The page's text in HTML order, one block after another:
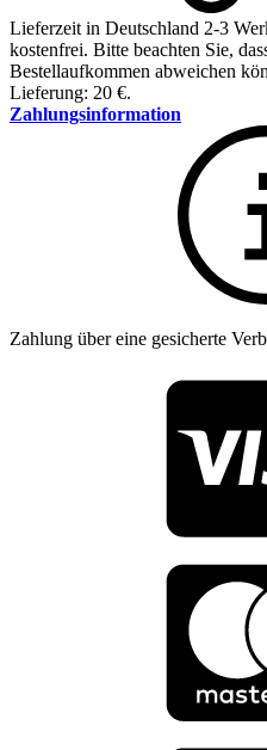
Lieferzeit in Deutschland 2-3
kostenfrei. Bitte beachten Sie,
Bestellaufkommen abweichen
Lieferung: 20 €.
Zahlungsinformation
Zahlung über eine gesicherte